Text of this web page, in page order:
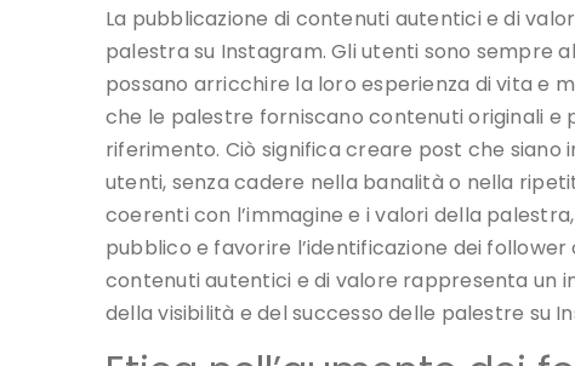
La pubblicazione di contenuti autentici e di
palestra su Instagram. Gli utenti sono sempre
possano arricchire la loro esperienza di vita e
che le palestre forniscano contenuti originali
riferimento. Ciò significa creare post che
utenti, senza cadere nella banalità o nella
coerenti con l’immagine e i valori della
pubblico e favorire l’identificazione dei
contenuti autentici e di valore rappresenta un
della visibilità e del successo delle palestre su